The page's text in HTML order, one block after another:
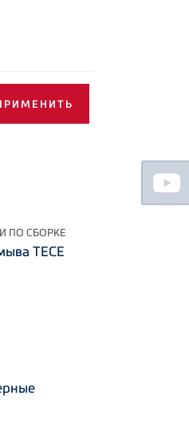
ПО СБОРКЕ
TECE
Floating